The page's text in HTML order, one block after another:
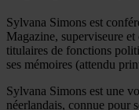
Sylvana Simons est
Magazine, superviseure
titulaires de fonctions
ses mémoires (attendu
Sylvana Simons est une
néerlandais, connue pour